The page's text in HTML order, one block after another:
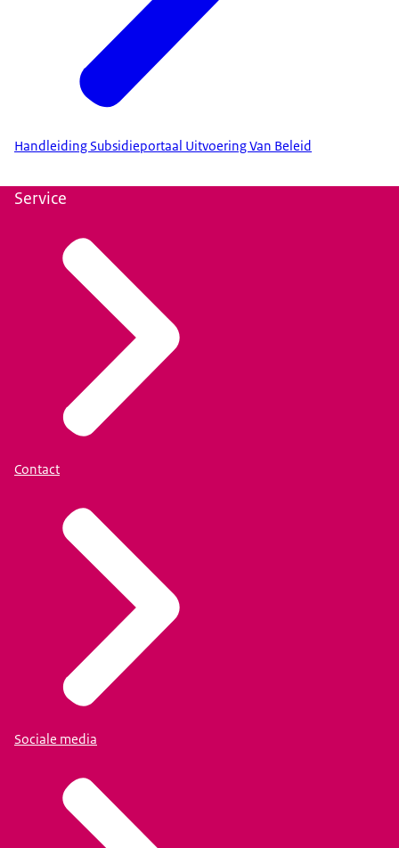
Handleiding Subsidieportaal Uitvoering Van Beleid
Service
Contact
Sociale media